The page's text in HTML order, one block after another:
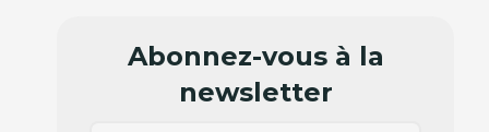
Abonnez-vous à la
newsletter